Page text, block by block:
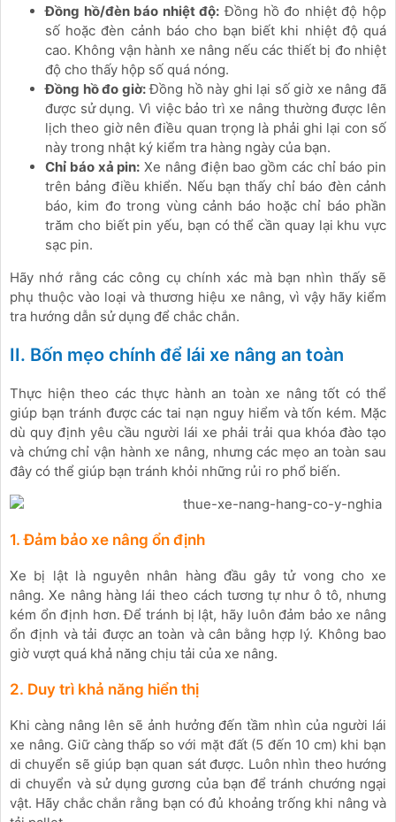
Đồng hồ/đèn báo nhiệt độ: Đồng hồ đo nhiệt độ hộp
số hoặc đèn cảnh báo cho bạn biết khi nhiệt độ quá
cao. Không vận hành xe nâng nếu các thiết bị đo nhiệt
độ cho thấy hộp số quá nóng.
Đồng hồ đo giờ:Đồng hồ này ghi lại số giờ xe nâng đã
được sử dụng. Vì việc bảo trì xe nâng thường được lên
lịch theo giờ nên điều quan trọng là phải ghi lại con số
này trong nhật ký kiểm tra hàng ngày của bạn.
Chỉ báo xả pin: Xe nâng điện bao gồm các chỉ báo pin
trên bảng điều khiển. Nếu bạn thấy chỉ báo đèn cảnh
báo, kim đo trong vùng cảnh báo hoặc chỉ báo phần
trăm cho biết pin yếu, bạn có thể cần quay lại khu vực
sạc pin.
Hãy nhớ rằng các công cụ chính xác mà bạn nhìn thấy sẽ
phụ thuộc vào loại và thương hiệu xe nâng, vì vậy hãy kiểm
tra hướng dẫn sử dụng để chắc chắn.
II. Bốn mẹo chính để lái xe nâng an toàn
Thực hiện theo các thực hành an toàn xe nâng tốt có thể
giúp bạn tránh được các tai nạn nguy hiểm và tốn kém. Mặc
dù quy định yêu cầu người lái xe phải trải qua khóa đào tạo
và chứng chỉ vận hành xe nâng, nhưng các mẹo an toàn sau
đây có thể giúp bạn tránh khỏi những rủi ro phổ biến.
1. Đảm bảo xe nâng ổn định
Xe bị lật là nguyên nhân hàng đầu gây tử vong cho xe
nâng. Xe nâng hàng lái theo cách tương tự như ô tô, nhưng
kém ổn định hơn. Để tránh bị lật, hãy luôn đảm bảo xe nâng
ổn định và tải được an toàn và cân bằng hợp lý. Không bao
giờ vượt quá khả năng chịu tải của xe nâng.
2. Duy trì khả năng hiển thị
Khi càng nâng lên sẽ ảnh hưởng đến tầm nhìn của người lái
xe nâng. Giữ càng thấp so với mặt đất (5 đến 10 cm) khi bạn
di chuyển sẽ giúp bạn quan sát được. Luôn nhìn theo hướng
di chuyển và sử dụng gương của bạn để tránh chướng ngại
vật. Hãy chắc chắn rằng bạn có đủ khoảng trống khi nâng và